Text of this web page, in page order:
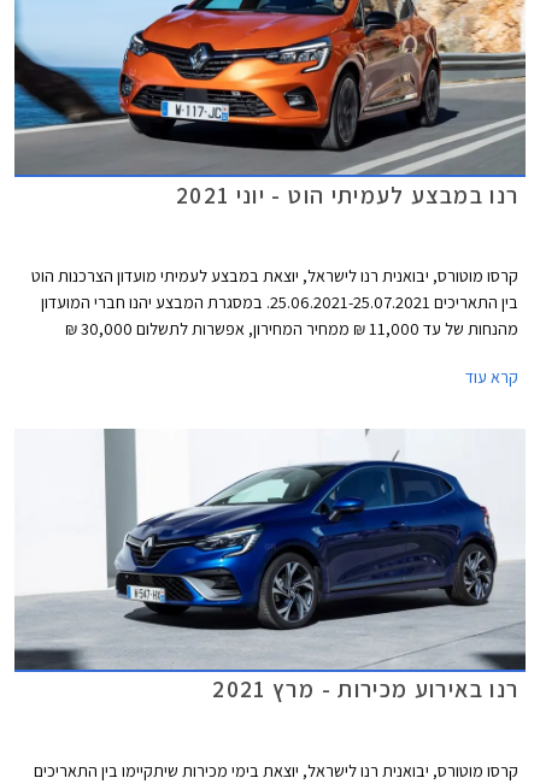
רנו במבצע לעמיתי הוט - יוני 2021
קרסו מוטורס, יבואנית רנו לישראל, יוצאת במבצע לעמיתי מועדון הצרכנות הוט
בין התאריכים 25.06.2021-25.07.2021. במסגרת המבצע יהנו חברי המועדון
מהנחות של עד 11,000 ₪ ממחיר המחירון, אפשרות לתשלום 30,000 ₪
מקומית. המבצע נערך בכל אולמות התצוגה של רנו ברחבי הארץ.
קרא עוד
רנו באירוע מכירות - מרץ 2021
קרסו מוטורס, יבואנית רנו לישראל, יוצאת בימי מכירות שיתקיימו בין התאריכים